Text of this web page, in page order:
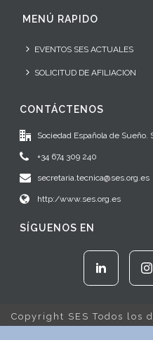
MENÚ RAPIDO
EVENTOS SES ACTUALES
SOLICITUD DE AFILIACION
CONTÁCTENOS
Sociedad Española de Sueño.
+34 674 309 240
secretaria.tecnica@ses.org.es
http:/www.ses.org.es
SÍGUENOS EN
Copyright SES Todos los